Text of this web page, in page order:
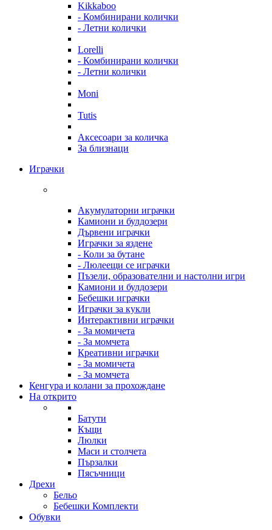
Kikkaboo
- Комбинирани колички
- Летни колички
Lorelli
- Комбинирани колички
- Летни колички
Moni
Tutis
Аксесоари за количка
За близнаци
Играчки
Акумулаторни играчки
Камиони и булдозери
Дървени играчки
Играчки за яздене
- Коли за бутане
- Люлеещи се играчки
Пъзели, образователни и настолни игри
Камиони и булдозери
Бебешки играчки
Играчки за кукли
Интерактивни играчки
- За момичета
- За момчета
Креативни играчки
- За момичета
- За момчета
Кенгура и колани за прохождане
На открито
Батути
Къщи
Люлки
Маси и столчета
Пързалки
Пясъчници
Дрехи
Бельо
Бебешки Комплекти
Обувки